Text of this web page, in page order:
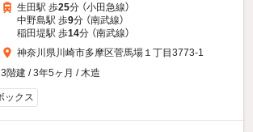
生田駅 歩25分 （小田急線）
中野島駅 歩9分 （南武線）
稲田堤駅 歩14分 （南武線）
神奈川県川崎市多摩区菅馬場１丁目3773-1
3階建 / 3年5ヶ月 / 木造
ックス